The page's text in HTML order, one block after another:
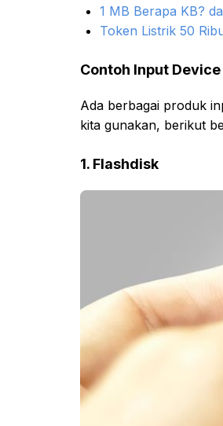
1 MB Berapa KB?
Token Listrik 50
Contoh Input
Ada berbagai produk
kita gunakan, berikut
1. Flashdisk